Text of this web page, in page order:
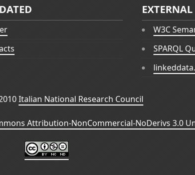
EXTERNAL
W3C
SPARQL
Italian National Research Council
Attribution-NonCommercial-NoDerivs 3.0